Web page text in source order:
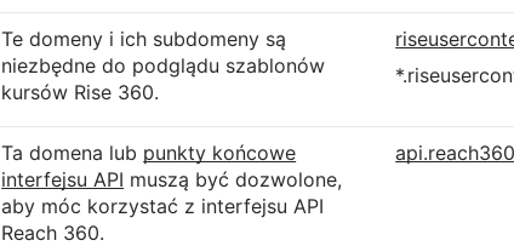
Te domeny i ich subdomeny są
niezbędne do podglądu szablonów
kursów Rise 360.
Ta domena lub punkty końcowe
interfejsu API muszą być dozwolone,
aby móc korzystać z interfejsu API
Reach 360.